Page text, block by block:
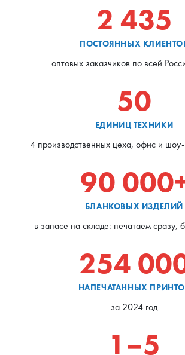
2 435
ПОСТОЯННЫХ
оптовых заказчиков по всей
50
ЕДИНИЦ ТЕХНИКИ
4 производственных цеха, офис и
90
БЛАНКОВЫХ ИЗДЕЛИЙ
в запасе на складе: печатаем сразу,
254
НАПЕЧАТАННЫХ
за 2024 год
1–5